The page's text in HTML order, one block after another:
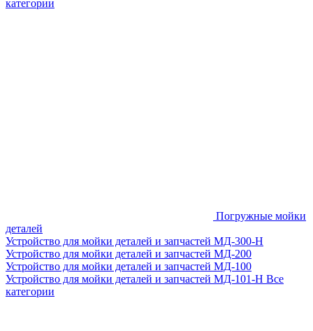
категории
Погружные мойки
деталей
Устройство для мойки деталей и запчастей МД-300-H
Устройство для мойки деталей и запчастей МД-200
Устройство для мойки деталей и запчастей МД-100
Устройство для мойки деталей и запчастей МД-101-Н Все
категории